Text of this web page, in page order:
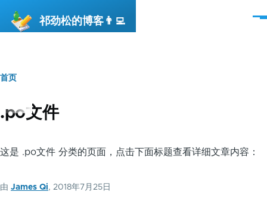
祁劲松的博客👨‍💻
菜
面
屑
首页
.po文件
这是 .po文件 分类的页面，点击下面标题查看详细文章内容：
由 James Qi, 2018年7月25日